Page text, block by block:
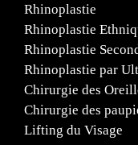
Rhinoplastie
Rhinoplastie
Rhinoplastie
Rhinoplastie par
Chirurgie des
Chirurgie des
Lifting du Visage